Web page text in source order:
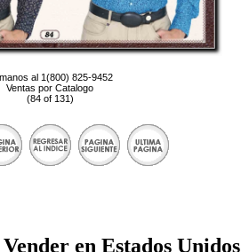
al 1(800) 825-9452
Ventas por Catalogo
(84 of 131)
en Estados Unidos